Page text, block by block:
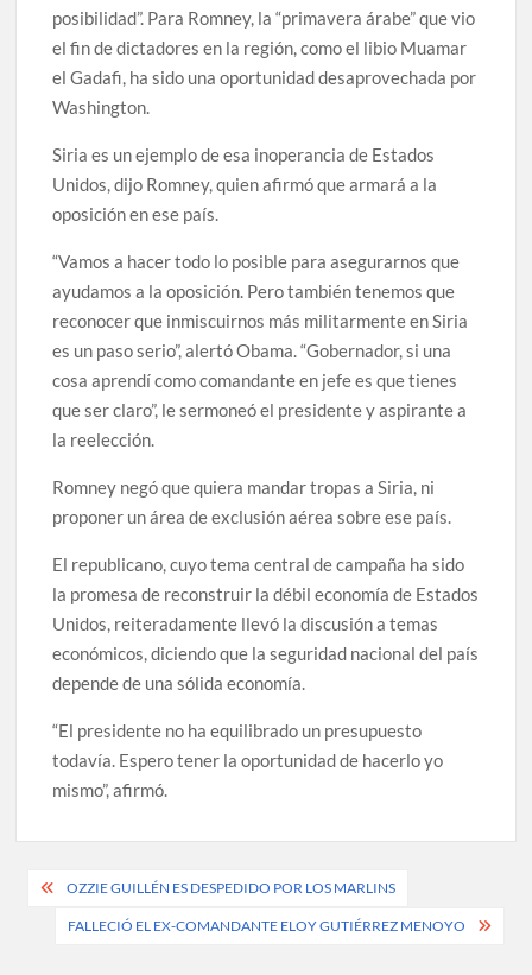
posibilidad”. Para Romney, la “primavera árabe” que vio
el fin de dictadores en la región, como el libio Muamar
el Gadafi, ha sido una oportunidad desaprovechada por
Washington.
Siria es un ejemplo de esa inoperancia de Estados
Unidos, dijo Romney, quien afirmó que armará a la
oposición en ese país.
“Vamos a hacer todo lo posible para asegurarnos que
ayudamos a la oposición. Pero también tenemos que
reconocer que inmiscuirnos más militarmente en Siria
es un paso serio”, alertó Obama. “Gobernador, si una
cosa aprendí como comandante en jefe es que tienes
que ser claro”, le sermoneó el presidente y aspirante a
la reelección.
Romney negó que quiera mandar tropas a Siria, ni
proponer un área de exclusión aérea sobre ese país.
El republicano, cuyo tema central de campaña ha sido
la promesa de reconstruir la débil economía de Estados
Unidos, reiteradamente llevó la discusión a temas
económicos, diciendo que la seguridad nacional del país
depende de una sólida economía.
“El presidente no ha equilibrado un presupuesto
todavía. Espero tener la oportunidad de hacerlo yo
mismo”, afirmó.
Post
navigation
OZZIE GUILLÉN ES DESPEDIDO POR LOS MARLINS
FALLECIÓ EL EX-COMANDANTE ELOY GUTIÉRREZ MENOYO